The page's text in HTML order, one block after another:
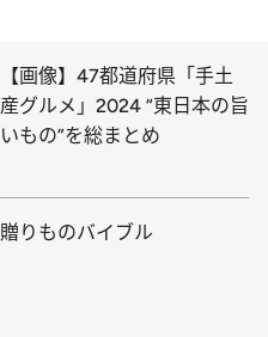
【画像】47都道府県「手土
産グルメ」2024 “東日本の旨
いもの”を総まとめ
贈りものバイブル